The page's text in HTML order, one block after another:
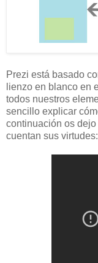
Prezi está basado
lienzo en blanco en
todos nuestros
sencillo explicar
continuación os
cuentan sus virtudes: